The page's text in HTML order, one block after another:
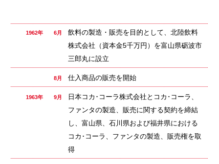
1962年 6月
飲料の製造・販売を目的として、北陸飲料
株式会社（資本金5千万円）を富山県砺波市
三郎丸に設立
8月 仕入商品の販売を開始
1963年 9月
日本コカ･コーラ株式会社とコカ･コーラ、
ファンタの製造、販売に関する契約を締結
し、富山県、石川県および福井県における
コカ･コーラ、ファンタの製造、販売権を取
得